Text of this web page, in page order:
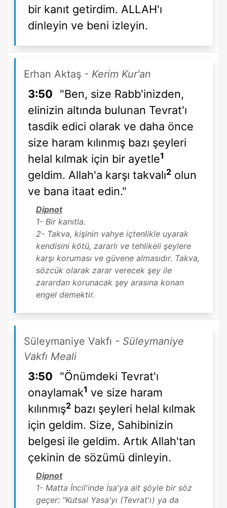
bir kanıt getirdim. ALLAH'ı
dinleyin ve beni izleyin.
Erhan Aktaş - Kerim Kur'an
3:50
"Ben, size Rabb'inizden,
elinizin altında bulunan Tevrat'ı
tasdik edici olarak ve daha önce
size haram kılınmış bazı şeyleri
helal kılmak için bir ayetle1
geldim. Allah'a karşı takvalı2 olun
ve bana itaat edin."
Dipnot
1- Bir kanıtla.
2- Takva, kişinin vahye içtenlikle uyarak
kendisini kötü, zararlı ve tehlikeli şeylere
karşı koruması ve güvene almasıdır. Takva,
sözcük olarak zarar verecek şey ile
zarardan korunacak şey arasına konan
engel demektir.
Süleymaniye Vakfı - Süleymaniye
Vakfı Meali
3:50
"Önümdeki Tevrat'ı
onaylamak1 ve size haram
kılınmış2 bazı şeyleri helal kılmak
için geldim. Size, Sahibinizin
belgesi ile geldim. Artık Allah'tan
çekinin de sözümü dinleyin.
Dipnot
1- Matta İncil'inde İsa'ya ait şöyle bir söz
geçer: "Kutsal Yasa'yı (Tevrat'ı) ya da